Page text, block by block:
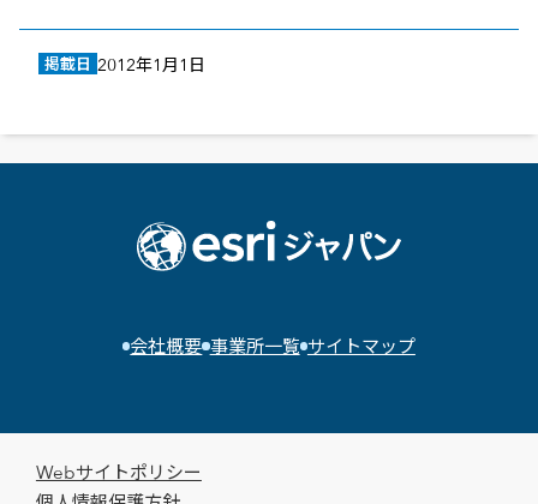
掲載日 2012年1月1日
会社概要 事業所一覧 サイトマップ
Webサイトポリシー